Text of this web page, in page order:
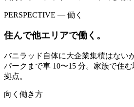
PERSPECTIVE — 働く
住んで他エリアで働く。
バニラッド自体に大企業集積はない
パークまで車 10〜15 分。家族で住
拠点。
向く働き方